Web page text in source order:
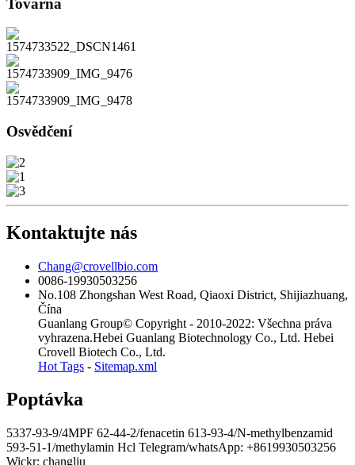
Osvědčení
Kontaktujte nás
Chang@crovellbio.com
0086-19930503256
No.108 Zhongshan West Road, Qiaoxi District, Shijiazhuang,
Čína
Guanlang Group© Copyright - 2010-2022: Všechna práva
vyhrazena.Hebei Guanlang Biotechnology Co., Ltd. Hebei
Crovell Biotech Co., Ltd.
Hot Tags - Sitemap.xml
Poptávka
5337-93-9/4MPF 62-44-2/fenacetin 613-93-4/N-methylbenzamid
593-51-1/methylamin Hcl Telegram/whatsApp: +8619930503256
Wickr: changliu